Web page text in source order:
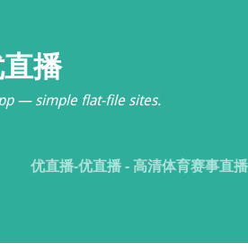
播
— simple flat-file sites.
优直播-优直播 - 高清体育赛事直